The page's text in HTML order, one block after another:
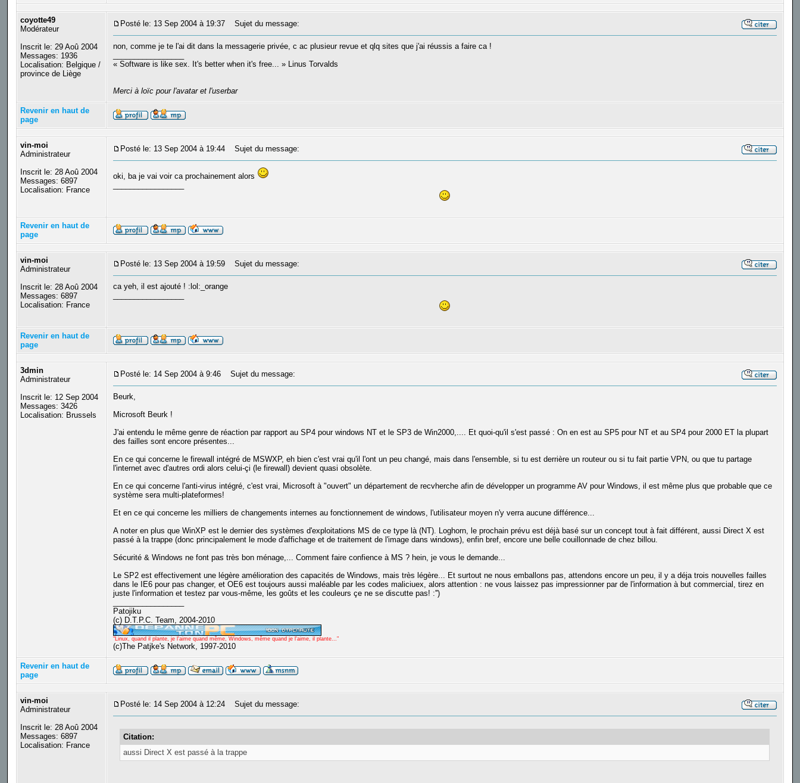
coyotte49
Modérateur
Inscrit le: 29 Aoû 2004
Messages: 1936
Localisation: Belgique /
province de Liège
Posté le: 13 Sep 2004 à 19:37 Sujet du message:
non, comme je te l'ai dit dans la messagerie privée, c ac plusieur revue et qlq sites que j'ai réussis a faire ca !
« Software is like sex. It's better when it's free... » Linus Torvalds
Merci à loïc pour l'avatar et l'userbar
Revenir en haut de
page
vin-moi
Administrateur
Inscrit le: 28 Aoû 2004
Messages: 6897
Localisation: France
Posté le: 13 Sep 2004 à 19:44 Sujet du message:
oki, ba je vai voir ca prochainement alors
Revenir en haut de
page
vin-moi
Administrateur
Inscrit le: 28 Aoû 2004
Messages: 6897
Localisation: France
Posté le: 13 Sep 2004 à 19:59 Sujet du message:
ca yeh, il est ajouté ! :lol:_orange
Revenir en haut de
page
3dmin
Administrateur
Inscrit le: 12 Sep 2004
Messages: 3426
Localisation: Brussels
Posté le: 14 Sep 2004 à 9:46 Sujet du message:
Beurk,
Microsoft Beurk !
J'ai entendu le même genre de réaction par rapport au SP4 pour windows NT et le SP3 de Win2000,.... Et quoi-qu'il s'est passé : On en est au SP5 pour NT et au SP4 pour 2000 ET la plupart
des failles sont encore présentes...
En ce qui concerne le firewall intégré de MSWXP, eh bien c'est vrai qu'il l'ont un peu changé, mais dans l'ensemble, si tu est derrière un routeur ou si tu fait partie VPN, ou que tu partage
l'internet avec d'autres ordi alors celui-çi (le firewall) devient quasi obsolète.
En ce qui concerne l'anti-virus intégré, c'est vrai, Microsoft à "ouvert" un département de recvherche afin de développer un programme AV pour Windows, il est même plus que probable que ce
système sera multi-plateformes!
Et en ce qui concerne les milliers de changements internes au fonctionnement de windows, l'utilisateur moyen n'y verra aucune différence...
A noter en plus que WinXP est le dernier des systèmes d'exploitations MS de ce type là (NT). Loghorn, le prochain prévu est déjà basé sur un concept tout à fait différent, aussi Direct X est
passé à la trappe (donc principalement le mode d'affichage et de traitement de l'image dans windows), enfin bref, encore une belle couillonnade de chez billou.
Sécurité & Windows ne font pas très bon ménage,... Comment faire confience à MS ? hein, je vous le demande...
Le SP2 est effectivement une légère amélioration des capacités de Windows, mais très légère... Et surtout ne nous emballons pas, attendons encore un peu, il y a déja trois nouvelles failles
dans le IE6 pour pas changer, et OE6 est toujours aussi maléable par les codes maliciuex, alors attention : ne vous laissez pas impressionner par de l'information à but commercial, tirez en
juste l'information et testez par vous-même, les goûts et les couleurs çe ne se discutte pas! :'')
Patojiku
(c) D.T.P.C. Team, 2004-2010
"Linux, quand il plante, je l'aime quand même, Windows, même quand je l'aime, il plante..."
(c)The Patjke's Network, 1997-2010
Revenir en haut de
page
vin-moi
Administrateur
Inscrit le: 28 Aoû 2004
Messages: 6897
Localisation: France
Posté le: 14 Sep 2004 à 12:24 Sujet du message:
Citation:
aussi Direct X est passé à la trappe